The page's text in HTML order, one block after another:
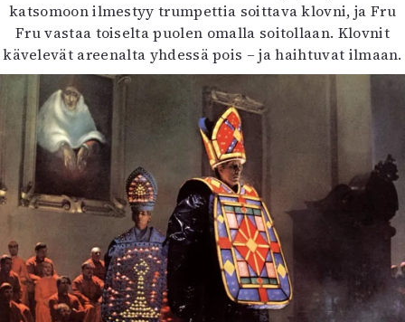
katsomoon ilmestyy trumpettia soittava klovni, ja Fru
Fru vastaa toiselta puolen omalla soitollaan. Klovnit
kävelevät areenalta yhdessä pois – ja haihtuvat ilmaan.